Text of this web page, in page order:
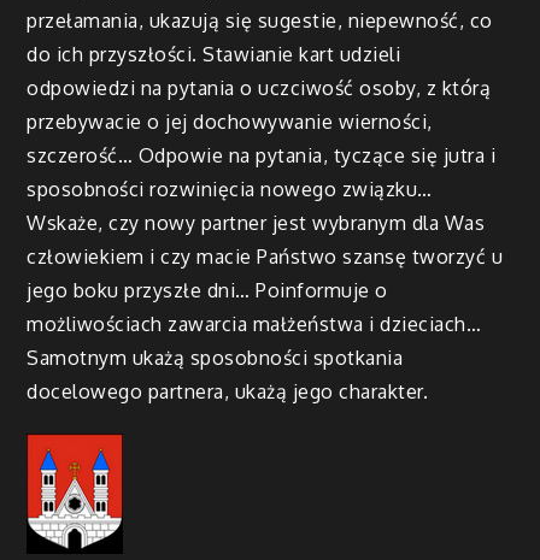
przełamania, ukazują się sugestie, niepewność, co
do ich przyszłości. Stawianie kart udzieli
odpowiedzi na pytania o uczciwość osoby, z którą
przebywacie o jej dochowywanie wierności,
szczerość… Odpowie na pytania, tyczące się jutra i
sposobności rozwinięcia nowego związku…
Wskaże, czy nowy partner jest wybranym dla Was
człowiekiem i czy macie Państwo szansę tworzyć u
jego boku przyszłe dni… Poinformuje o
możliwościach zawarcia małżeństwa i dzieciach…
Samotnym ukażą sposobności spotkania
docelowego partnera, ukażą jego charakter.